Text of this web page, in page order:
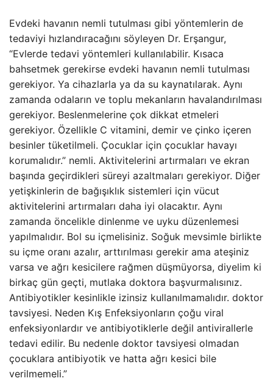
Evdeki havanın nemli tutulması gibi yöntemlerin de
tedaviyi hızlandıracağını söyleyen Dr. Erşangur,
“Evlerde tedavi yöntemleri kullanılabilir. Kısaca
bahsetmek gerekirse evdeki havanın nemli tutulması
gerekiyor. Ya cihazlarla ya da su kaynatılarak. Aynı
zamanda odaların ve toplu mekanların havalandırılması
gerekiyor. Beslenmelerine çok dikkat etmeleri
gerekiyor. Özellikle C vitamini, demir ve çinko içeren
besinler tüketilmeli. Çocuklar için çocuklar havayı
korumalıdır.” nemli. Aktivitelerini artırmaları ve ekran
başında geçirdikleri süreyi azaltmaları gerekiyor. Diğer
yetişkinlerin de bağışıklık sistemleri için vücut
aktivitelerini artırmaları daha iyi olacaktır. Aynı
zamanda öncelikle dinlenme ve uyku düzenlemesi
yapılmalıdır. Bol su içmelisiniz. Soğuk mevsimle birlikte
su içme oranı azalır, arttırılması gerekir ama ateşiniz
varsa ve ağrı kesicilere rağmen düşmüyorsa, diyelim ki
birkaç gün geçti, mutlaka doktora başvurmalısınız.
Antibiyotikler kesinlikle izinsiz kullanılmamalıdır. doktor
tavsiyesi. Neden Kış Enfeksiyonların çoğu viral
enfeksiyonlardır ve antibiyotiklerle değil antivirallerle
tedavi edilir. Bu nedenle doktor tavsiyesi olmadan
çocuklara antibiyotik ve hatta ağrı kesici bile
verilmemeli.”